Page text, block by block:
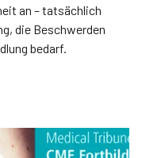
an – tatsächlich
die Beschwerden
bedarf.